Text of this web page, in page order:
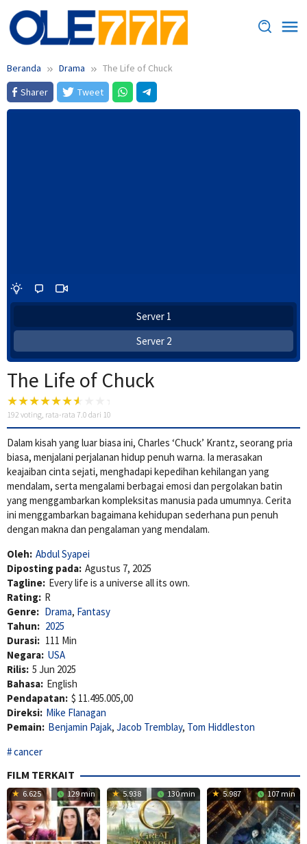
Loncat
ke
konten
Beranda Drama
The Life of Chuck
Sharer
Tweet
Server 1
Server 2
The Life of Chuck
192 voting, rata-rata 7.0 dari 10
Dalam kisah yang luar biasa ini, Charles ‘Chuck’ Krantz, seorang pria
biasa, menjalani perjalanan hidup penuh warna. Ia merasakan
keajaiban cinta sejati, menghadapi kepedihan kehilangan yang
mendalam, serta mengalami berbagai emosi dan pergolakan batin
yang menggambarkan kompleksitas manusia pada umumnya. Cerita
ini menggambarkan bagaimana kehidupan sederhana pun penuh
dengan makna dan pengalaman yang mendalam.
Oleh: Abdul Syapei
Diposting pada: Agustus 7, 2025
Tagline: Every life is a universe all its own.
Rating: R
Genre: Drama, Fantasy
Tahun: 2025
Durasi: 111 Min
Negara: USA
Rilis: 5 Jun 2025
Bahasa: English
Pendapatan: $ 11.495.005,00
Direksi: Mike Flanagan
Pemain: Benjamin Pajak, Jacob Tremblay, Tom Hiddleston
cancer
FILM TERKAIT
6.625 129 min 5.938 130 min 5.987 107 min